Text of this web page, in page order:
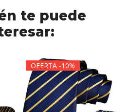
te puede
OFERTA -10%